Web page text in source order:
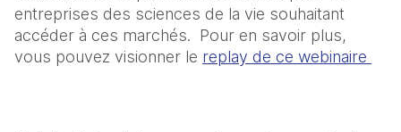
entreprises des sciences de la vie souhaitant
accéder à ces marchés.  Pour en savoir plus,
vous pouvez visionner le replay de ce webinaire